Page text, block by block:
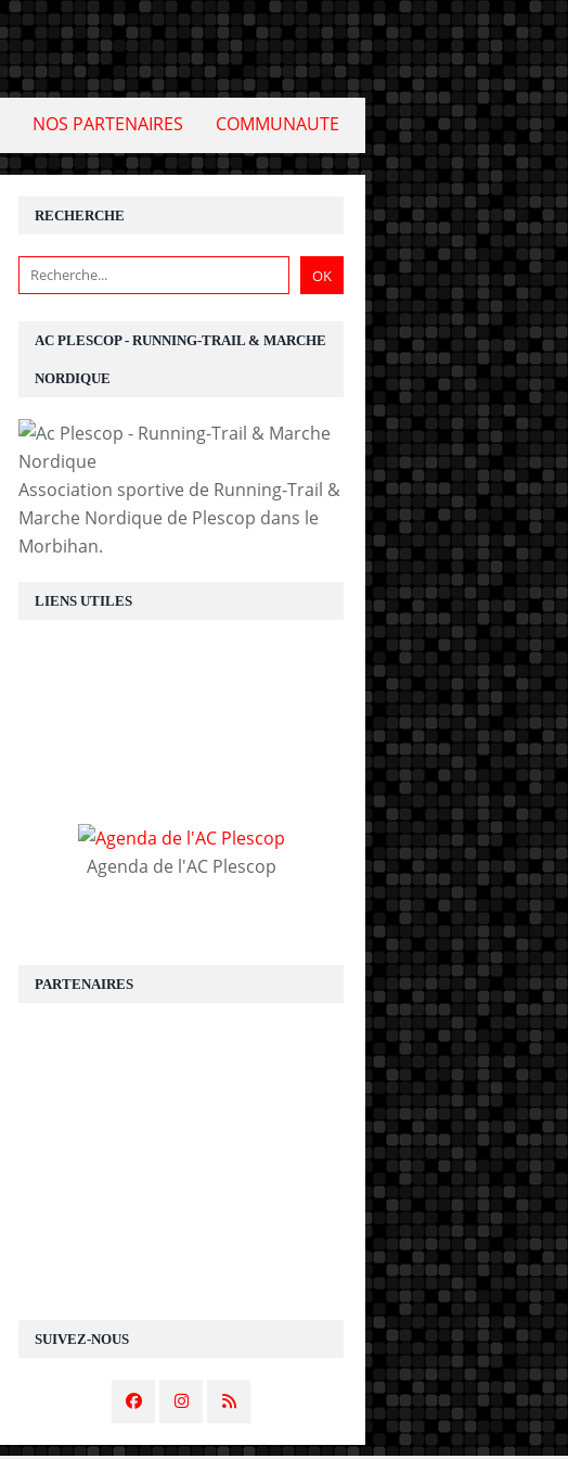
NOS PARTENAIRES COMMUNAUTE
SUIVEZ-NOUS
RECHERCHE
AC PLESCOP - RUNNING-TRAIL & MARCHE
NORDIQUE
Association sportive de Running-Trail &
Marche Nordique de Plescop dans le
Morbihan.
LIENS UTILES
Agenda de l'AC Plescop
PARTENAIRES